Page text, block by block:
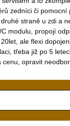
zedníci či
straně u zdi a
modulu, propojí
ale flexi
třeba již po 5
opravit